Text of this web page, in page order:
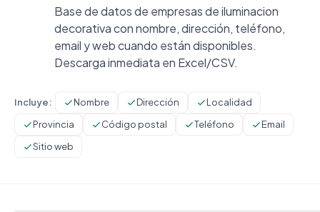
Base de datos de empresas de iluminacion
decorativa con nombre, dirección, teléfono,
email y web cuando están disponibles.
Descarga inmediata en Excel/CSV.
Incluye: Nombre Dirección
Localidad
Provincia
Código postal Teléfono
Email
Sitio web